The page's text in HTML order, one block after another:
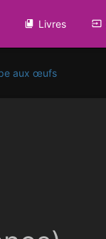
Livres
aux œufs